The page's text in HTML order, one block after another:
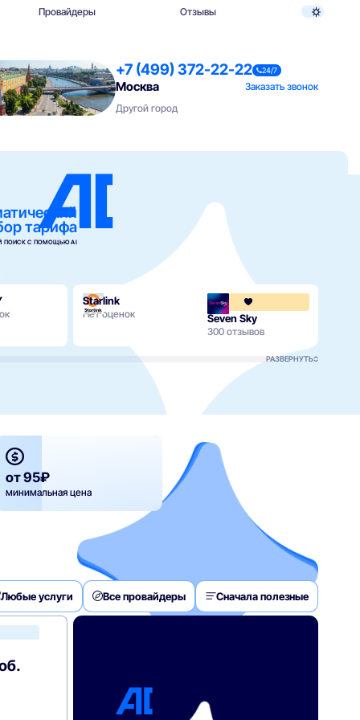
Провайдеры Отзывы
+7 (499) 372-22-22 24/7
Москва
Заказать звонок
Другой город
тарифа
ПОИСК С ПОМОЩЬЮ AI
Starlink
Нет оценок Seven Sky
300 отзывов
РАЗВЕРНУТЬ
от 95₽
минимальная цена
Любые услуги Все провайдеры Сначала полезные